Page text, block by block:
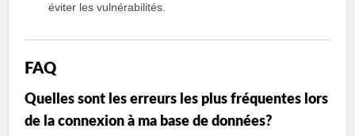
éviter les vulnérabilités.
FAQ
Quelles sont les erreurs les plus fréquentes lors
de la connexion à ma base de données?